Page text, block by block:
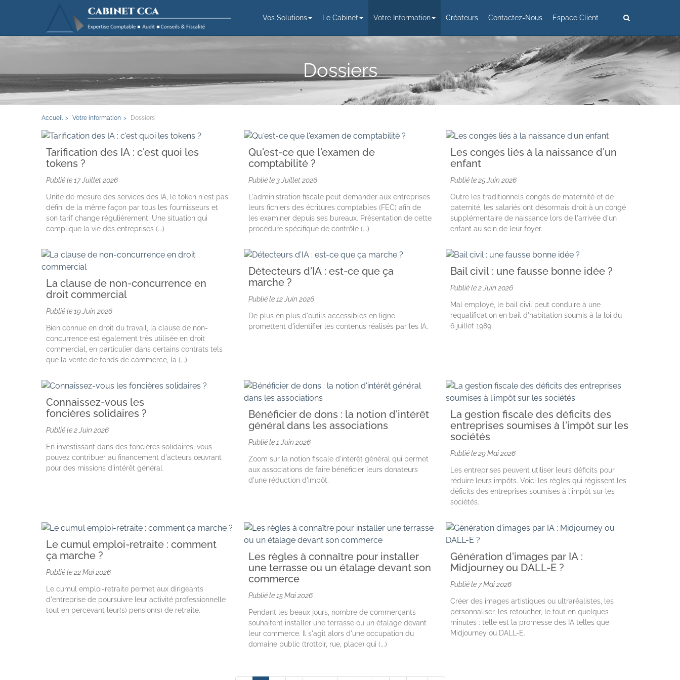
Vos Solutions Le Cabinet Votre Information Créateurs Contactez-Nous Espace Client
Dossiers
Accueil Votre information Dossiers
Tarification des IA : c'est quoi les
tokens ?
Publié le 17 Juillet 2026
Unité de mesure des services des IA, le token n'est pas
défini de la même façon par tous les fournisseurs et
son tarif change régulièrement. Une situation qui
complique la vie des entreprises (...)
Qu'est-ce que l'examen de
comptabilité ?
Publié le 3 Juillet 2026
L'administration fiscale peut demander aux entreprises
leurs fichiers des écritures comptables (FEC) afin de
les examiner depuis ses bureaux. Présentation de cette
procédure spécifique de contrôle (...)
Les congés liés à la naissance d'un
enfant
Publié le25 Juin 2026
Outre les traditionnels congés de maternité et de
paternité, les salariés ont désormais droit à un congé
supplémentaire de naissance lors de l'arrivée d'un
enfant au sein de leur foyer.
La clause de non-concurrence en
droit commercial
Publié le 19 Juin 2026
Bien connue en droit du travail, la clause de non-
concurrence est également très utilisée en droit
commercial, en particulier dans certains contrats tels
que la vente de fonds de commerce, la (...)
Détecteurs d'IA : est-ce que ça
marche ?
Publié le 12 Juin 2026
De plus en plus d'outils accessibles en ligne
promettent d'identifier les contenus réalisés par les IA.
Bail civil : une fausse bonne idée ?
Publié le2 Juin 2026
Mal employé, le bail civil peut conduire à une
requalification en bail d'habitation soumis à la loi du
6 juillet 1989.
Connaissez-vous les
foncières solidaires ?
Publié le2 Juin 2026
En investissant dans des foncières solidaires, vous
pouvez contribuer au financement d'acteurs œuvrant
pour des missions d'intérêt général.
Bénéficier de dons : la notion d'intérêt
général dans les associations
Publié le 1 Juin 2026
Zoom sur la notion fiscale d'intérêt général qui permet
aux associations de faire bénéficier leurs donateurs
d'une réduction d'impôt.
La gestion fiscale des déficits des
entreprises soumises à l'impôt sur les
sociétés
Publié le29 Mai 2026
Les entreprises peuvent utiliser leurs déficits pour
réduire leurs impôts. Voici les règles qui régissent les
déficits des entreprises soumises à l'impôt sur les
sociétés.
Le cumul emploi-retraite : comment
ça marche ?
Publié le22 Mai 2026
Le cumul emploi-retraite permet aux dirigeants
d'entreprise de poursuivre leur activité professionnelle
tout en percevant leur(s) pension(s) de retraite.
Les règles à connaître pour installer
une terrasse ou un étalage devant son
commerce
Publié le 15 Mai 2026
Pendant les beaux jours, nombre de commerçants
souhaitent installer une terrasse ou un étalage devant
leur commerce. Il s'agit alors d'une occupation du
domaine public (trottoir, rue, place) qui (...)
Génération d'images par IA :
Midjourney ou DALL-E ?
Publié le 7 Mai 2026
Créer des images artistiques ou ultraréalistes, les
personnaliser, les retoucher, le tout en quelques
minutes : telle est la promesse des IA telles que
Midjourney ou DALL-E.